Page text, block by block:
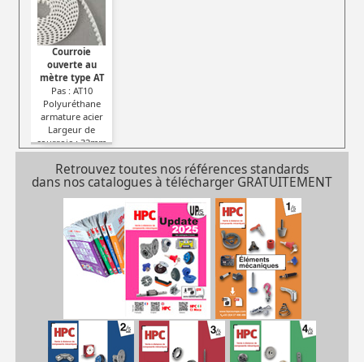
Courroie
ouverte au
mètre type AT
Pas : AT10
Polyuréthane
armature acier
Largeur de
courroie : 32mm
Type : AT
Retrouvez toutes nos références standards
dans nos catalogues à télécharger GRATUITEMENT